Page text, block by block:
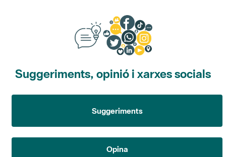
Suggeriments, opinió i xarxes socials
Suggeriments
Opina